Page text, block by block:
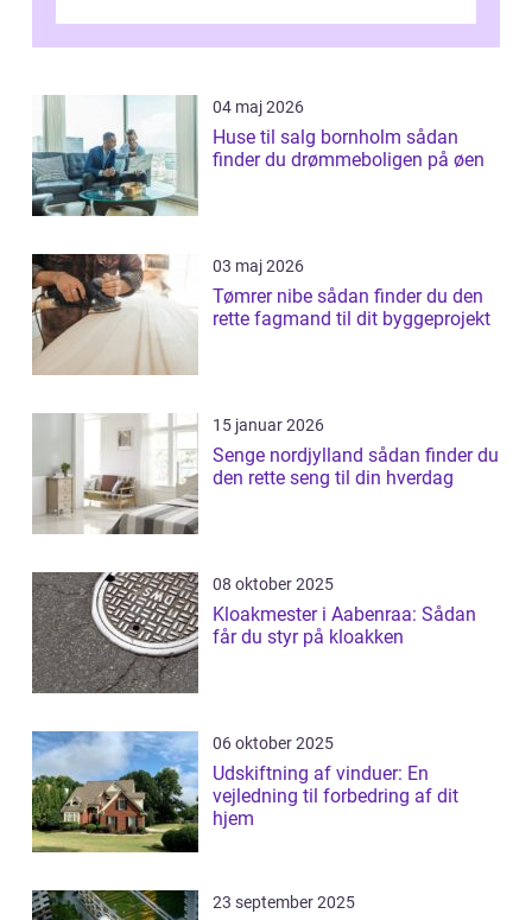
04 maj 2026
Huse til salg bornholm sådan
finder du drømmeboligen på øen
03 maj 2026
Tømrer nibe sådan finder du den
rette fagmand til dit byggeprojekt
15 januar 2026
Senge nordjylland sådan finder du
den rette seng til din hverdag
08 oktober 2025
Kloakmester i Aabenraa: Sådan
får du styr på kloakken
06 oktober 2025
Udskiftning af vinduer: En
vejledning til forbedring af dit
hjem
23 september 2025